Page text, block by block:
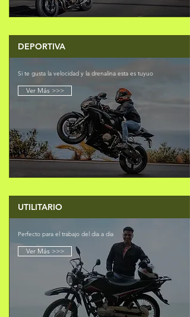
DEPORTIVA
Si te gusta la velocidad y la drenalina esta es tuyuo
Ver Más >>>
UTILITARIO
Perfecto para el trabajo del dia a dia
Ver Más >>>